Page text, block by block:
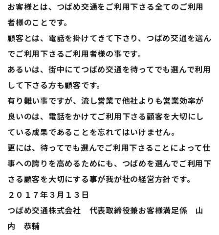
お客様とは、つばめ交通をご利用下さる全てのご利用
者様のことです。
顧客とは、電話を掛けてきて下さり、つばめ交通を選ん
でご利用下さるご利用者様の事です。
あるいは、街中にてつばめ交通を待ってでも選んで利用
して下さる方も顧客です。
有り難い事ですが、流し営業で他社よりも営業効率が
良いのは、電話をかけてご利用下さる顧客を大切にし
ている成果であることを忘れてはいけません。
更には、待ってでも選んでご利用下さることによって仕
事への誇りを高めるためにも、つばめを選んでご利用下
さる顧客を大切にする事が我が社の経営方針です。
２０１７年３月１３日
つばめ交通株式会社 代表取締役兼お客様満足係 山
内 恭輔